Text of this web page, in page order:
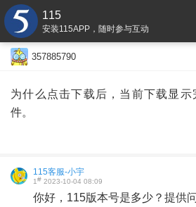
115
安装115APP，随时参与互动
357885790
为什么点击下载后，当前下载显
件。
115客服-小宇
1# 2023-10-04 08:09
你好，115版本号是多少？提供